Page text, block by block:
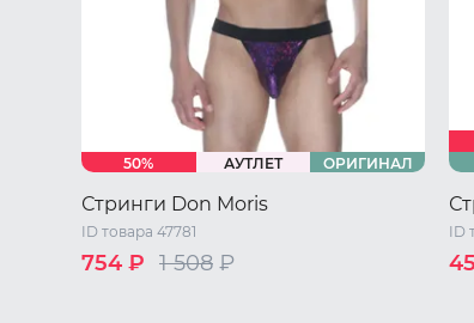
50% АУТЛЕТ ОРИГИНАЛ
Стринги Don Moris
ID товара 47781
754 ₽ 1 508 ₽
ID